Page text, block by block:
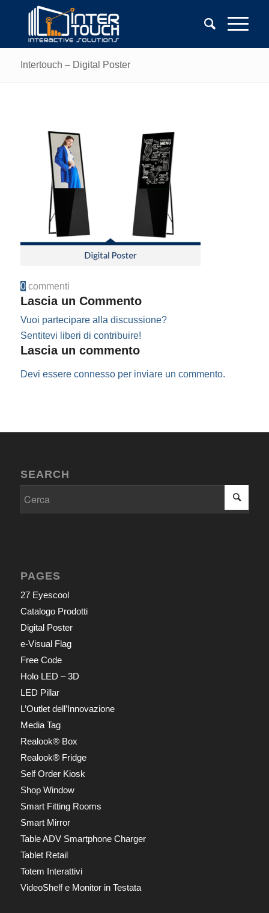
Intertouch – Digital Poster
0 commenti
Lascia un Commento
Vuoi partecipare alla discussione?
Sentitevi liberi di contribuire!
Lascia un commento
Devi essere connessoper inviare un commento.
SEARCH
PAGES
27 Eyescool
Catalogo Prodotti
Digital Poster
e-Visual Flag
Free Code
Holo LED – 3D
LED Pillar
L’Outlet dell’Innovazione
Media Tag
Realook® Box
Realook® Fridge
Self Order Kiosk
Shop Window
Smart Fitting Rooms
Smart Mirror
Table ADV Smartphone Charger
Tablet Retail
Totem Interattivi
VideoShelf e Monitor in Testata